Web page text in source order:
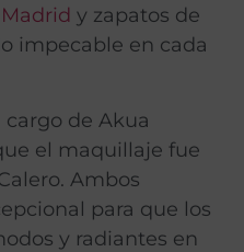
y zapatos de
impecable en cada
de Akua
el maquillaje fue
Ambos
para que los
y radiantes en